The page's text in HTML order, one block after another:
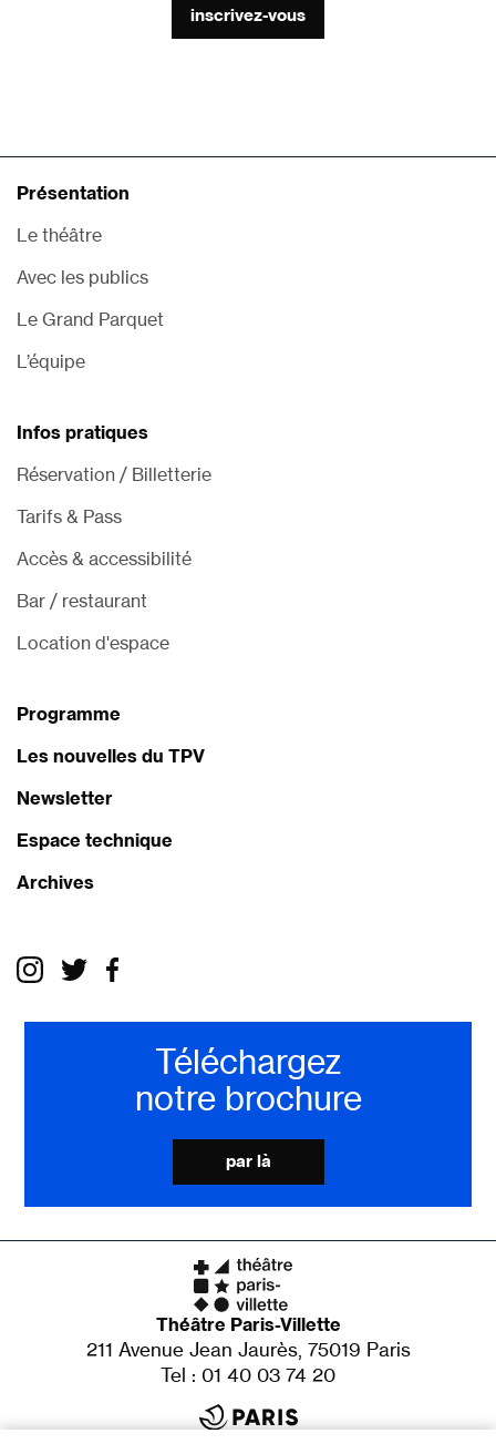
inscrivez-vous
Présentation
Le théâtre
Avec les publics
Le Grand Parquet
L’équipe
Infos pratiques
Réservation / Billetterie
Tarifs & Pass
Accès & accessibilité
Bar / restaurant
Location d'espace
Programme
Les nouvelles du TPV
Newsletter
Espace technique
Archives
Téléchargez
notre brochure
par là
Théâtre Paris-Villette
211 Avenue Jean Jaurès, 75019 Paris
Tel : 01 40 03 74 20